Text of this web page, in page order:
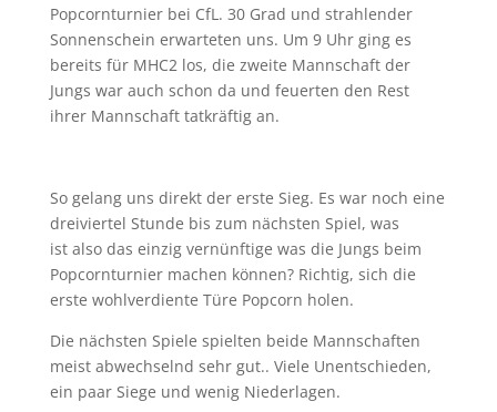
Popcornturnier bei CfL. 30 Grad und strahlender
Sonnenschein erwarteten uns. Um 9 Uhr ging es
bereits für MHC2 los, die zweite Mannschaft der
Jungs war auch schon da und feuerten den Rest
ihrer Mannschaft tatkräftig an.
So gelang uns direkt der erste Sieg. Es war noch eine
dreiviertel Stunde bis zum nächsten Spiel, was
ist also das einzig vernünftige was die Jungs beim
Popcornturnier machen können? Richtig, sich die
erste wohlverdiente Türe Popcorn holen.
Die nächsten Spiele spielten beide Mannschaften
meist abwechselnd sehr gut.. Viele Unentschieden,
ein paar Siege und wenig Niederlagen.